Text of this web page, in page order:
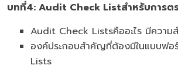
บทที่4: Audit Check Listสำหรับการต
Audit Check Listsคืออะไร มีความ
องค์ประกอบสำคัญที่ต้องมีในแบบฟ
Lists